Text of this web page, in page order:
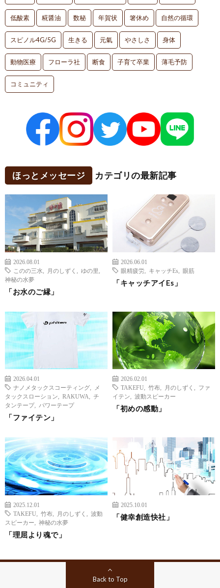
低酸素 糀醤油 数秘 年賀状 箸休め 自然の循環
スピノル4G/5G 生きる 元氣 やさしさ 身体
動物医療 フローラ社 断食 子育て卒業 薄毛予防
コミュニティ
ほっとメッセージ カテゴリの最新記事
2026.08.01
このの三水
月のしずく ゆの里
神秘の水夢
「お水のご縁」
2026.06.01
眼精疲労
キャッチEs 眼筋
「キャッチアイEs」
2026.04.01
ナノメタックスコーティング
メ
タックスローション
RAKUWA
チ
タンテープ, パワーテープ
「ファイテン」
2026.02.01
TAKEFU
竹布 月のしずく
ファ
イテン
波動スピーカー
「初めの感動」
2025.12.01
TAKEFU
竹布 月のしずく
波動
スピーカー
神秘の水夢
「理屈より魂で」
2025.10.01
「健幸創造快社」
Back to Top